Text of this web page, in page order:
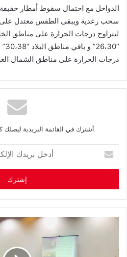
الدواخل مع احتمال سقوط أمطار
سحب رعدية ويبقى الطقس معتدل
لتتراوح درجات الحرارة على مناطق
درجات الحرارة على مناطق الشمال
أشترك في القائمة البريدية ليصلك
خ
ب
ر
ل